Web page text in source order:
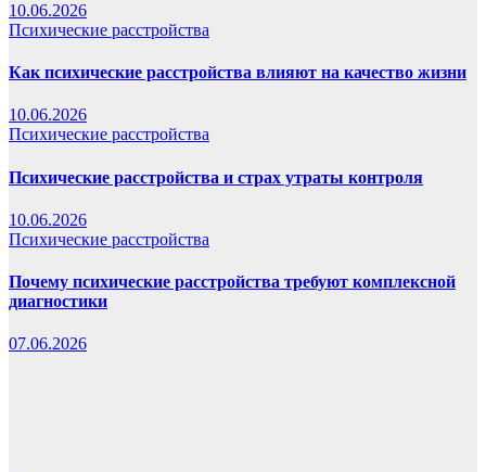
10.06.2026
Психические расстройства
Как психические расстройства влияют на качество жизни
10.06.2026
Психические расстройства
Психические расстройства и страх утраты контроля
10.06.2026
Психические расстройства
Почему психические расстройства требуют комплексной
диагностики
07.06.2026